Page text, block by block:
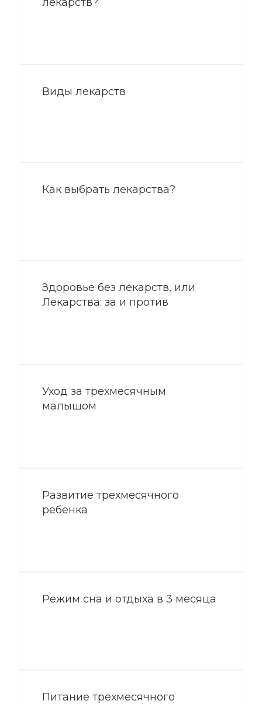
Виды лекарств
Как выбрать лекарства?
Здоровье без лекарств, или
Лекарства: за и против
Уход за трехмесячным
малышом
Развитие трехмесячного
ребенка
Режим сна и отдыха в 3 месяца
Питание трехмесячного